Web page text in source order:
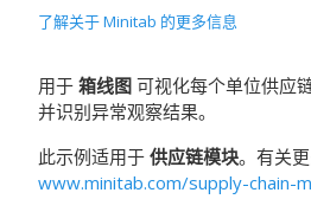
了解关于 Minitab 的更多信息
用于 箱线图 可视化每个单位供应
并识别异常观察结果。
此示例适用于 供应链模块。有关
www.minitab.com/supply-chain-